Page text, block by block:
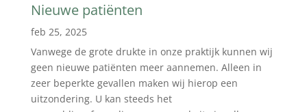
Nieuwe patiënten
feb 25, 2025
Vanwege de grote drukte in onze praktijk kunnen wij
geen nieuwe patiënten meer aannemen. Alleen in
zeer beperkte gevallen maken wij hierop een
uitzondering. U kan steeds het